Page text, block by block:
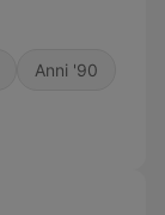
Anni '90